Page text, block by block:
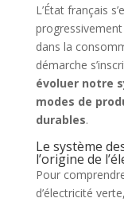
L’État français
dans la
démarche
évoluer notre
modes de
durables.
Le système
l’origine de
Pour
d’électricité